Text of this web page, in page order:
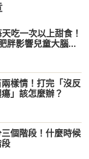
吃一次以上甜食！
胖影響兒童大腦發
樣情！打完「沒反
」該怎麼辦？
個階段！什麼時候